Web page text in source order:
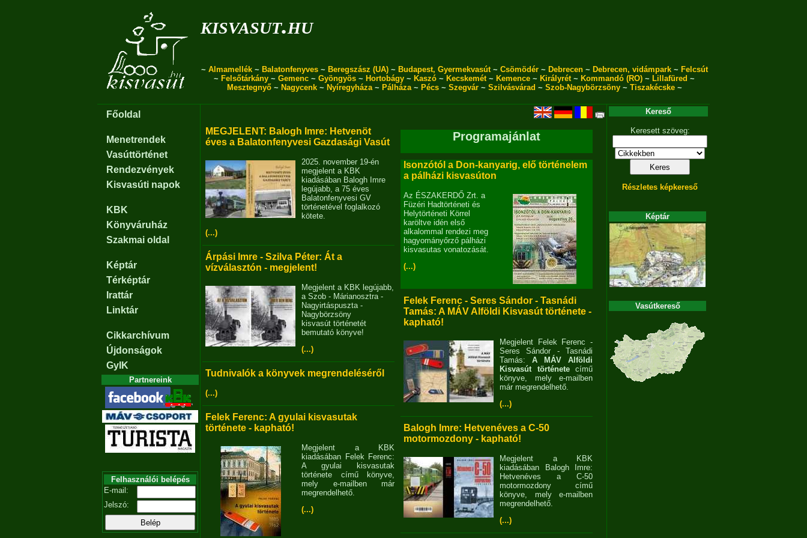
kisvasut.hu
~ Almamellék~ Balatonfenyves~ Beregszász (UA)~ Budapest, Gyermekvasút~ Csömödér~ Debrecen~ Debrecen, vidámpark~ Felcsút
~ Felsőtárkány ~ Gemenc ~ Gyöngyös ~ Hortobágy ~ Kaszó ~ Kecskemét~ Kemence ~ Királyrét~ Kommandó (RO) ~ Lillafüred ~
Mesztegnyő~ Nagycenk~ Nyíregyháza~ Pálháza~ Pécs~ Szegvár~ Szilvásvárad ~ Szob-Nagybörzsöny~ Tiszakécske~
Főoldal
Menetrendek
Vasúttörténet
Rendezvények
Kisvasúti napok
KBK
Könyváruház
Szakmai oldal
Képtár
Térképtár
Irattár
Linktár
Cikkarchívum
Újdonságok
GyIK
Partnereink
Felhasználói belépés
E-mail:
Jelszó:
MEGJELENT: Balogh Imre: Hetvenöt
éves a Balatonfenyvesi Gazdasági Vasút
2025. november 19-én
megjelent a KBK
kiadásában Balogh Imre
legújabb, a 75 éves
Balatonfenyvesi GV
történetével foglalkozó
kötete.
(...)
Árpási Imre - Szilva Péter: Át a
vízválasztón - megjelent!
Megjelent a KBK legújabb,
a Szob - Márianosztra -
Nagyirtáspuszta -
Nagybörzsöny
kisvasút történetét
bemutató könyve!
(...)
Tudnivalók a könyvek megrendeléséről
(...)
Felek Ferenc: A gyulai kisvasutak
története - kapható!
Megjelent a KBK
kiadásában Felek Ferenc:
A gyulai kisvasutak
története című könyve,
mely e-mailben már
megrendelhető.
(...)
Programajánlat
Isonzótól a Don-kanyarig, elő történelem
a pálházi kisvasúton
Az ÉSZAKERDŐ Zrt. a
Füzéri Hadtörténeti és
Helytörténeti Körrel
karöltve idén első
alkalommal rendezi meg
hagyományőrző pálházi
kisvasutas vonatozását.
(...)
Felek Ferenc - Seres Sándor - Tasnádi
Tamás: A MÁV Alföldi Kisvasút története -
kapható!
Megjelent Felek Ferenc -
Seres Sándor - Tasnádi
Tamás: A MÁV Alföldi
Kisvasút története című
könyve, mely e-mailben
már megrendelhető.
(...)
Balogh Imre: Hetvenéves a C-50
motormozdony - kapható!
Megjelent a KBK
kiadásában Balogh Imre:
Hetvenéves a C-50
motormozdony című
könyve, mely e-mailben
megrendelhető.
(...)
Kereső
Keresett szöveg:
Részletes képkereső
Képtár
Vasútkereső